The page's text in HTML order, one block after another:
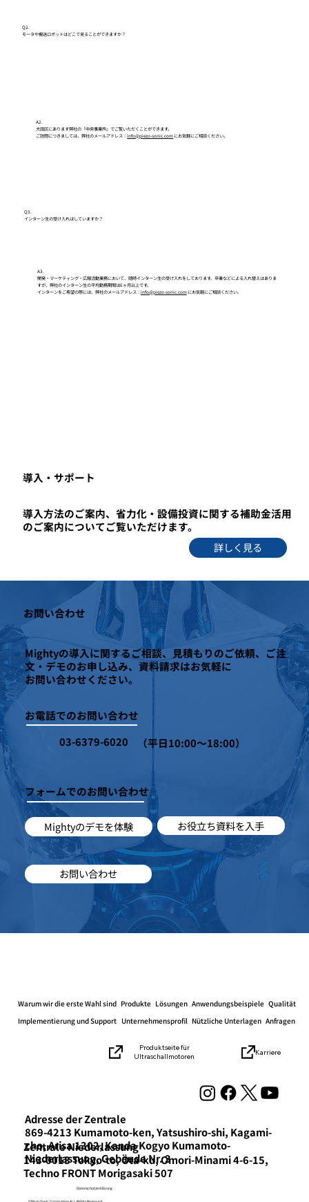
Q2.
モータや搬送ロボットはどこで見ることができますか？
A2.
大田区にあります弊社の「中央事業所」でご覧いただくことができます。
ご訪問につきましては、弊社のメールアドレス：info@piezo-sonic.comにお気軽にご相談ください。
Q3.
インターン生の受け入れはしていますか？
A3.
開発・マーケティング・広報活動業務において、随時インターン生の受け入れをしております。卒業などによる入れ替えはありま
すが、弊社のインターン生の平均勤務期間は6ヶ月以上です。
インターンをご希望の際には、弊社のメールアドレス： info@piezo-sonic.comにお気軽にご相談ください。
導入方法のご案内、省力化・設備投資に関する補助金活用
のご案内についてご覧いただけます。
​導入・サポート
詳しく見る
お問い合わせ
Mightyの導入に関するご相談、見積もりのご依頼、ご注
文・デモのお申し込み、資料請求はお気軽に
お問い合わせください。
お電話でのお問い合わせ
03-6379-6020
（平日10:00～18:00）
フォームでのお問い合わせ
Mightyのデモを体験 お役立ち資料を入手
お問い合わせ
Adresse der Zentrale
869-4213 Kumamoto-ken, Yatsushiro-shi, Kagami-
cho, Arisa 1302, Kanda Kogyo Kumamoto-
Niederlassung, Gebäude Nr. 3
​Zentrale Niederlassung
143-0013 Tokyo-to, Ota-ku, Omori-Minami 4-6-15,
Techno FRONT Morigasaki 507
Warum wir die erste Wahl sind Produkte Lösungen Anwendungsbeispiele Qualität
Implementierung und Support Unternehmensprofil Nützliche Unterlagen Anfragen
Produktseite für
Ultraschallmotoren
Karriere
Datenschutzerklärung